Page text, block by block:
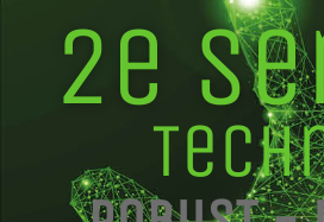
2e